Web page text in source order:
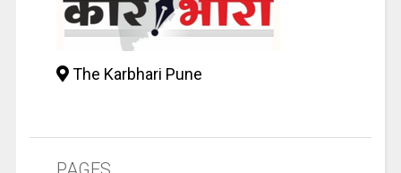
The Karbhari Pune